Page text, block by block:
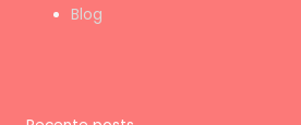
Blog